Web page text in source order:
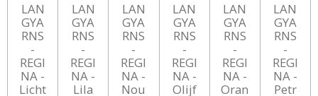
LAN
GYA
RNS
-
REGI
NA -
Licht
LAN
GYA
RNS
-
REGI
NA -
Lila
LAN
GYA
RNS
-
REGI
NA -
Nou
LAN
GYA
RNS
-
REGI
NA -
Olijf
LAN
GYA
RNS
-
REGI
NA -
Oran
LAN
GYA
RNS
-
REGI
NA -
Petr